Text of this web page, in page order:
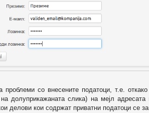
проблеми со внесените податоци, т.е.
на долуприкажаната слика) на мејл
делови кои содржат приватни податоци се